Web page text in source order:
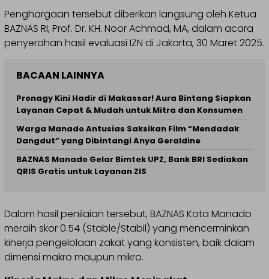
Penghargaan tersebut diberikan langsung oleh Ketua
BAZNAS RI, Prof. Dr. KH. Noor Achmad, MA, dalam acara
penyerahan hasil evaluasi IZN di Jakarta, 30 Maret 2025.
BACAAN LAINNYA
Pronagy Kini Hadir di Makassar! Aura Bintang Siapkan
Layanan Cepat & Mudah untuk Mitra dan Konsumen
Warga Manado Antusias Saksikan Film “Mendadak
Dangdut” yang Dibintangi Anya Geraldine
BAZNAS Manado Gelar Bimtek UPZ, Bank BRI Sediakan
QRIS Gratis untuk Layanan ZIS
Dalam hasil penilaian tersebut, BAZNAS Kota Manado
meraih skor 0.54 (Stable/Stabil) yang mencerminkan
kinerja pengelolaan zakat yang konsisten, baik dalam
dimensi makro maupun mikro.